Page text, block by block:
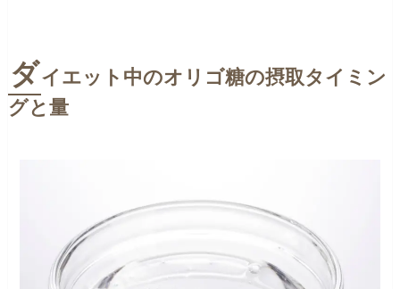
ダイエット中のオリゴ糖の摂取タイミン
グと量